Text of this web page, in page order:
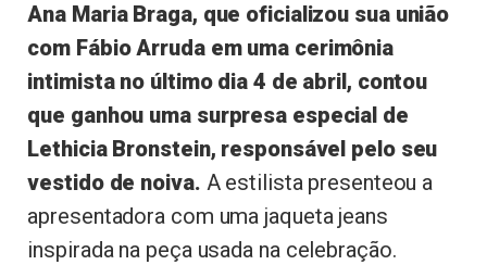
Ana Maria Braga, que oficializou sua união
com Fábio Arruda em uma cerimônia
intimista no último dia 4 de abril, contou
que ganhou uma surpresa especial de
Lethicia Bronstein, responsável pelo seu
vestido de noiva. A estilista presenteou a
apresentadora com uma jaqueta jeans
inspirada na peça usada na celebração.